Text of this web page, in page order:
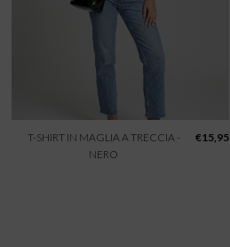
T-SHIRT IN MAGLIA A TRECCIA -
NERO
€15,95